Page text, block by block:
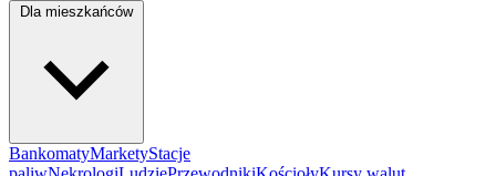
Dla mieszkańców
BankomatyMarketyStacje